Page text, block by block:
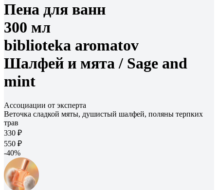
Пена для ванн
300 мл
biblioteka aromatov
Шалфей и мята / Sage and
mint
Ассоциации от эксперта
Веточка сладкой мяты, душистый шалфей, поляны терпких
трав
330 ₽
550 ₽
-40%